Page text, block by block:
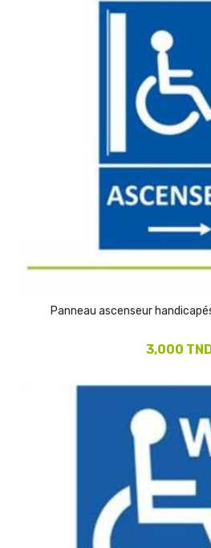
Panneau ascenseur
3,000